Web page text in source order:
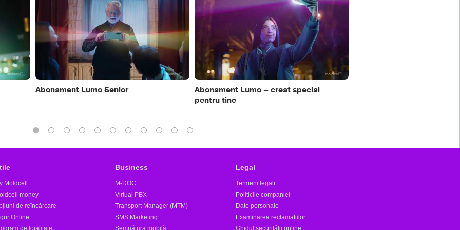
Abonament Lumo Senior
Abonament Lumo – creat special
pentru tine
Moldcell
money
de reîncărcare
Online
de loialitate
Business
M-DOC
Virtual PBX
Transport Manager (MTM)
SMS Marketing
Semnătura mobilă
Legal
Termeni legali
Politicile companiei
Date personale
Examinarea reclamațiilor
Ghidul securității online